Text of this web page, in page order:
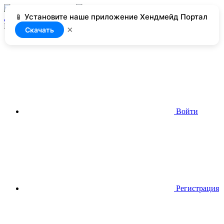
📱 Установите наше приложение Хендмейд Портал
Скачать ×
Добавить
Нет доступа
Войти
Регистрация